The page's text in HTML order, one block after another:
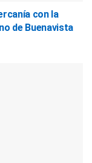
con la
de Buenavista